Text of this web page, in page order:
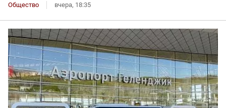
Общество вчера, 18:35